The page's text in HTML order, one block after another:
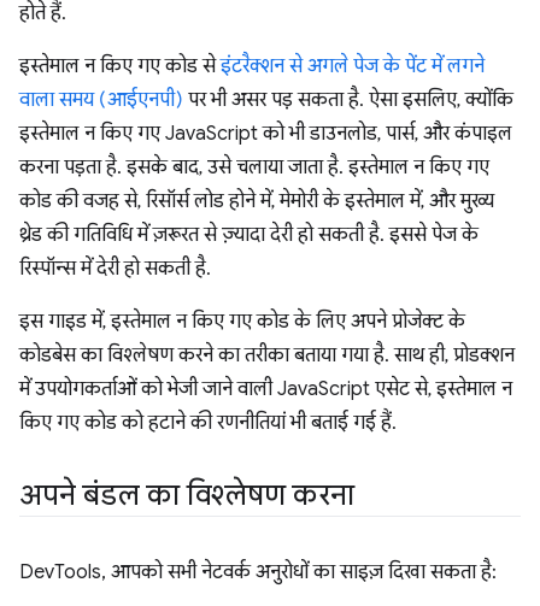
होते हैं.
इस्तेमाल न किए गए कोड सेइंटरैक्शन से अगले पेज के पेंट में लगने
वाला समय (आईएनपी) पर भी असर पड़ सकता है. ऐसा इसलिए, क्योंकि
इस्तेमाल न किए गए JavaScript को भी डाउनलोड, पार्स, और कंपाइल
करना पड़ता है. इसके बाद, उसे चलाया जाता है. इस्तेमाल न किए गए
कोड की वजह से, रिसॉर्स लोड होने में, मेमोरी के इस्तेमाल में, और मुख्य
थ्रेड की गतिविधि में ज़रूरत से ज़्यादा देरी हो सकती है. इससे पेज के
रिस्पॉन्स में देरी हो सकती है.
इस गाइड में, इस्तेमाल न किए गए कोड के लिए अपने प्रोजेक्ट के
कोडबेस का विश्लेषण करने का तरीका बताया गया है. साथ ही, प्रोडक्शन
में उपयोगकर्ताओं को भेजी जाने वाली JavaScript एसेट से, इस्तेमाल न
किए गए कोड को हटाने की रणनीतियां भी बताई गई हैं.
अपने बंडल का विश्लेषण करना
DevTools, आपको सभी नेटवर्क अनुरोधों का साइज़ दिखा सकता है: